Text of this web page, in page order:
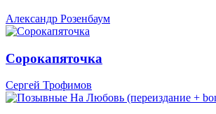
Александр Розенбаум
Сорокапяточка
Сергей Трофимов